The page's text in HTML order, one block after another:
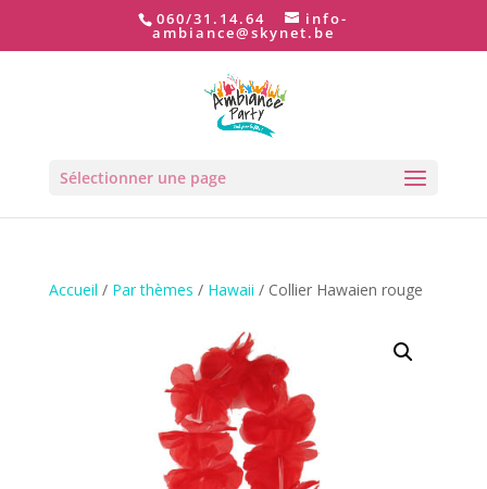
060/31.14.64 info-
ambiance@skynet.be
Sélectionner une page
Accueil / Par thèmes / Hawaii / Collier Hawaien rouge